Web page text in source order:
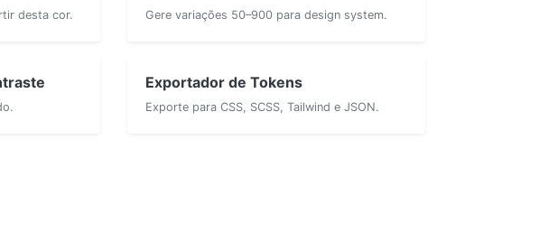
desta cor. Gere variações 50–900 para design system.
Exportador de Tokens
Exporte para CSS, SCSS, Tailwind e JSON.